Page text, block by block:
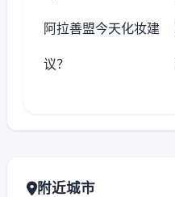
阿拉善盟今天化妆建
议？
附近城市